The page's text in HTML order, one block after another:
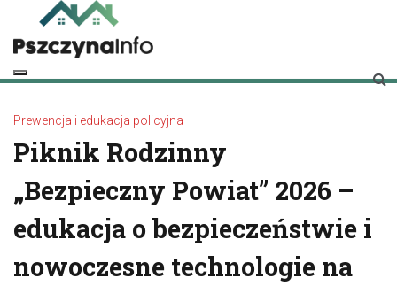
content
pszczynainfo.pl
Twoje źródło informacji o Pszczynie
Prewencja i edukacja policyjna
Piknik Rodzinny
„Bezpieczny Powiat” 2026 –
edukacja o bezpieczeństwie i
nowoczesne technologie na